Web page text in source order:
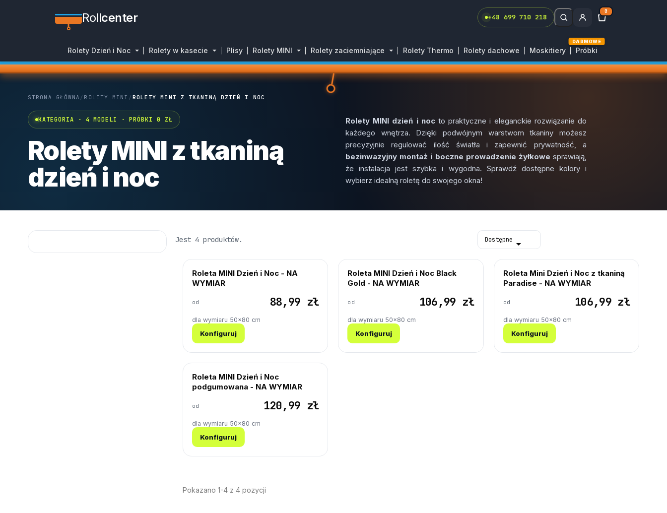
Rollcenter +48 699 710 218
0
Rolety Dzień i Noc Rolety w kasecie Plisy Rolety MINI Rolety zaciemniające Rolety Thermo Rolety dachowe Moskitiery Próbki
DARMOWE
STRONA GŁÓWNA / ROLETY MINI /ROLETY MINI Z TKANINĄ DZIEŃ I NOC
KATEGORIA · 4 MODELI · PRÓBKI 0 ZŁ
Rolety MINI z tkaniną
dzień i noc
Rolety MINI dzień i nocto praktyczne i eleganckie rozwiązanie do
każdego wnętrza. Dzięki podwójnym warstwom tkaniny możesz
precyzyjnie regulować ilość światła i zapewnić prywatność, a
bezinwazyjny montaż i boczne prowadzenie żyłkowe sprawiają,
że instalacja jest szybka i wygodna. Sprawdź dostępne kolory i
wybierz idealną roletę do swojego okna!
Jest 4 produktów. Dostępne 
Roleta MINI Dzień i Noc - NA
WYMIAR
od 88,99 zł
dla wymiaru 50×80 cm
Konfiguruj
Roleta MINI Dzień i Noc Black
Gold - NA WYMIAR
od 106,99 zł
dla wymiaru 50×80 cm
Konfiguruj
Roleta Mini Dzień i Noc z tkaniną
Paradise - NA WYMIAR
od 106,99 zł
dla wymiaru 50×80 cm
Konfiguruj
Roleta MINI Dzień i Noc
podgumowana - NA WYMIAR
od 120,99 zł
dla wymiaru 50×80 cm
Konfiguruj
Pokazano 1-4 z 4 pozycji